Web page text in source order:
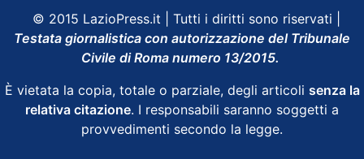
© 2015 LazioPress.it | Tutti i diritti sono riservati |
Testata giornalistica con autorizzazione del Tribunale
Civile di Roma numero 13/2015.
È vietata la copia, totale o parziale, degli articoli senza la
relativa citazione. I responsabili saranno soggetti a
provvedimenti secondo la legge.